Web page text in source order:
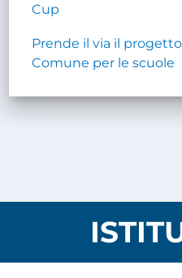
Cup
Prende il via il
Comune per le scuole